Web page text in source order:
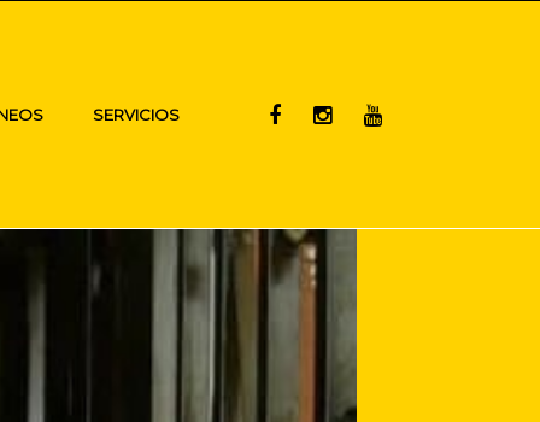
SERVICIOS